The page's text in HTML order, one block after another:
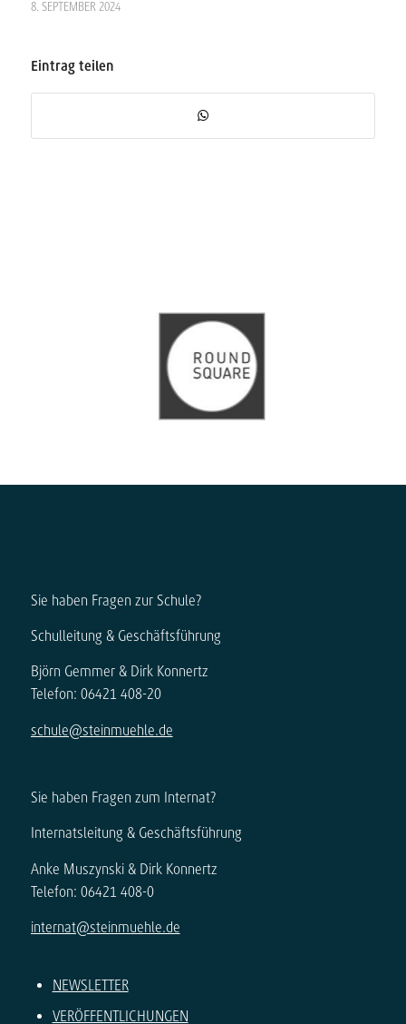
8. SEPTEMBER 2024
Eintrag teilen
Sie haben Fragen zur Schule?
Schulleitung & Geschäftsführung
Björn Gemmer & Dirk Konnertz
Telefon: 06421 408-20
schule@steinmuehle.de
Sie haben Fragen zum Internat?
Internatsleitung & Geschäftsführung
Anke Muszynski & Dirk Konnertz
Telefon: 06421 408-0
internat@steinmuehle.de
NEWSLETTER
VERÖFFENTLICHUNGEN